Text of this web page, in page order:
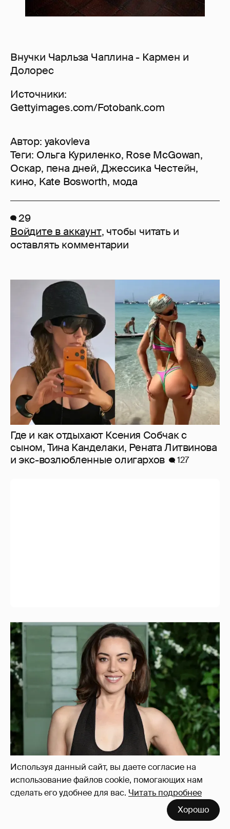
Используя данный сайт, вы даете согласие на
использование файлов cookie, помогающих нам
сделать его удобнее для вас. Читать подробнее
Хорошо
Внучки Чарльза Чаплина - Кармен и
Долорес
Источники:
Gettyimages.com/Fotobank.com
Автор: yakovleva
Теги: Ольга Куриленко, Rose McGowan,
Оскар, пена дней,Джессика Честейн,
кино, Kate Bosworth, мода
29
Войдите в аккаунт, чтобы читать и
оставлять комментарии
Где и как отдыхают Ксения Собчак с
сыном, Тина Канделаки, Рената Литвинова
и экс-возлюбленные олигархов
127
42-летняя звезда "Белого лотоса" Обри
Плаза впервые стала матерью